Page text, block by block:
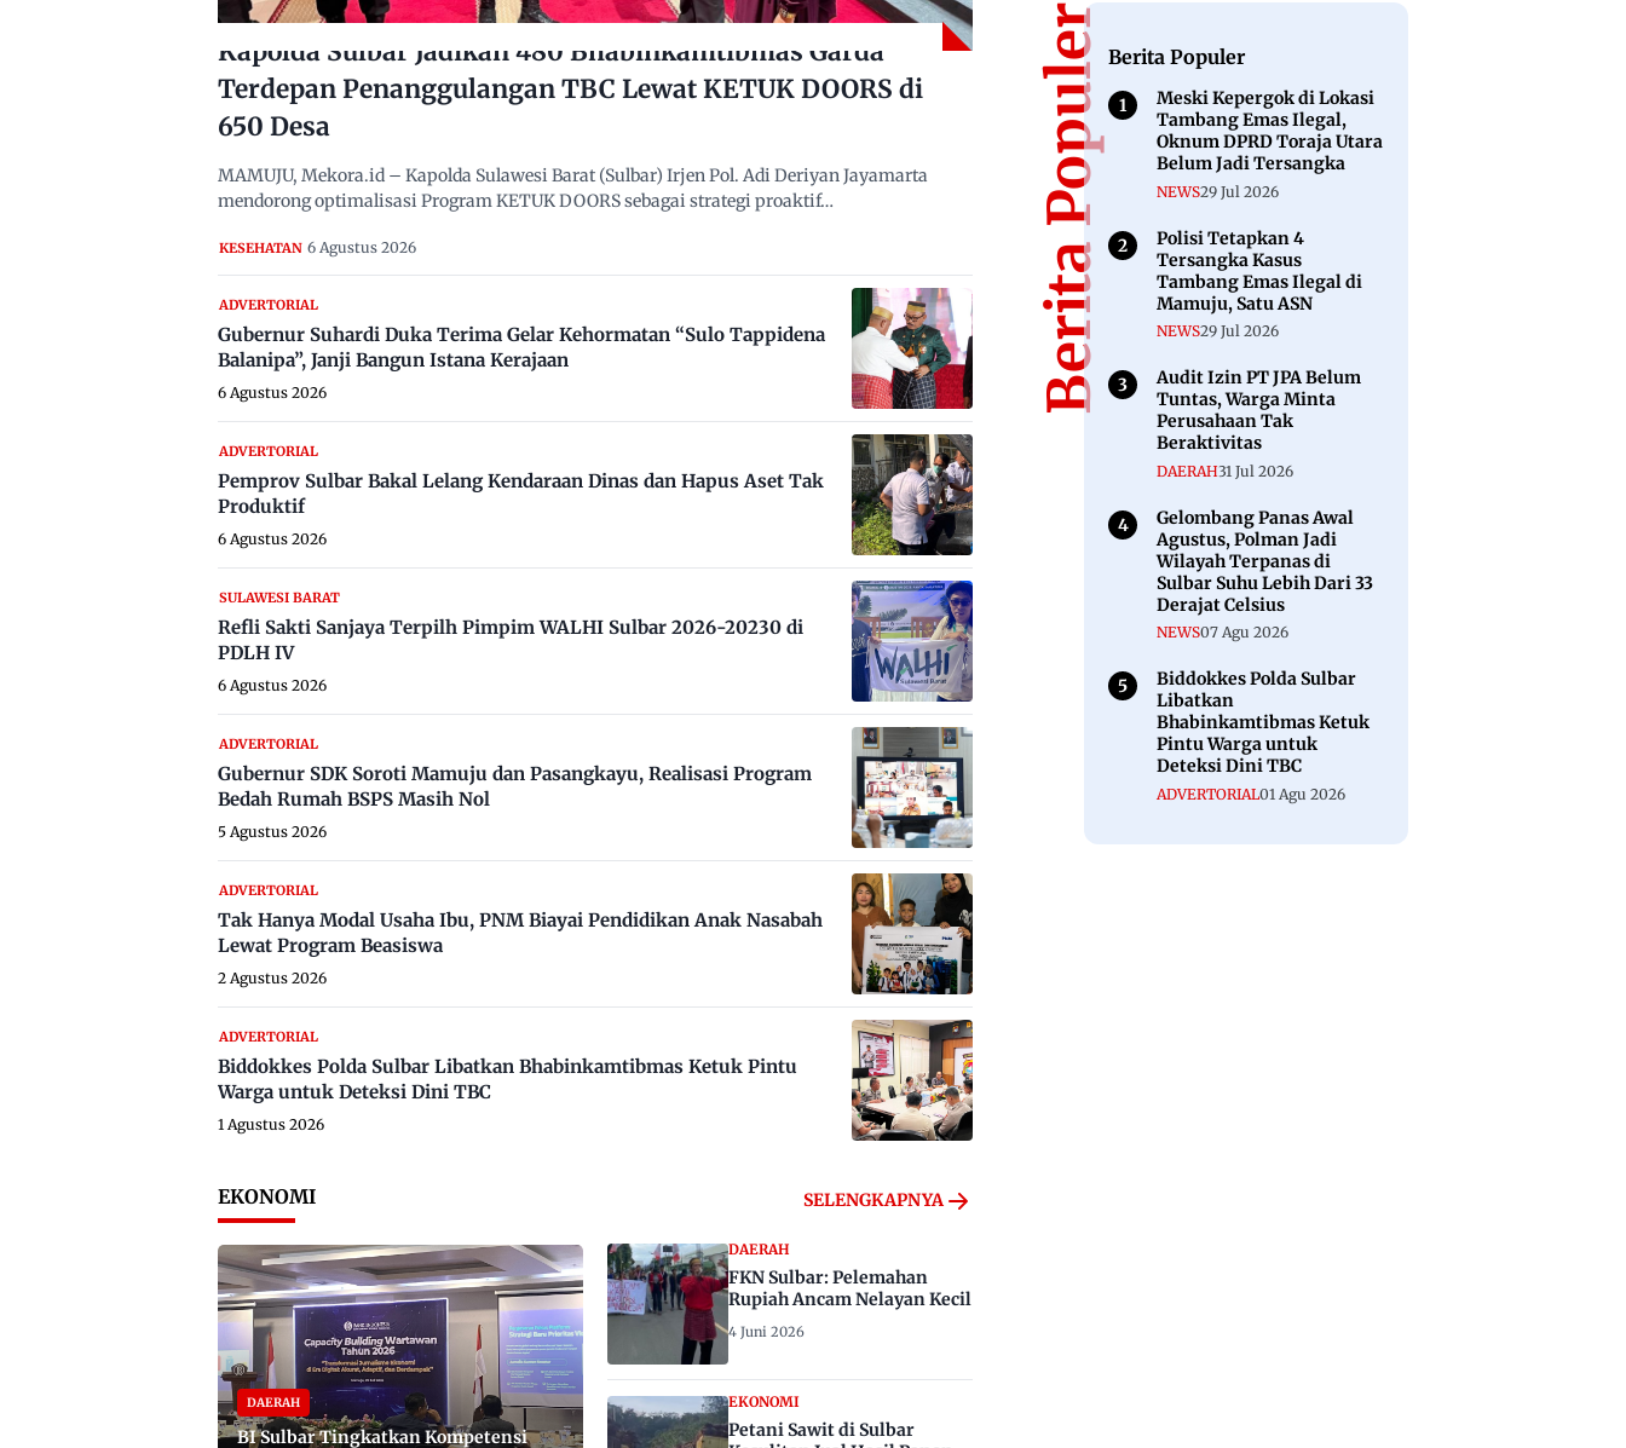
Kapolda Sulbar Jadikan 480 Bhabinkamtibmas Garda
Terdepan Penanggulangan TBC Lewat KETUK DOORS di
650 Desa
MAMUJU, Mekora.id – Kapolda Sulawesi Barat (Sulbar) Irjen Pol. Adi Deriyan Jayamarta
mendorong optimalisasi Program KETUK DOORS sebagai strategi proaktif…
KESEHATAN 6 Agustus 2026
ADVERTORIAL
Gubernur Suhardi Duka Terima Gelar Kehormatan “Sulo Tappidena
Balanipa”, Janji Bangun Istana Kerajaan
6 Agustus 2026
ADVERTORIAL
Pemprov Sulbar Bakal Lelang Kendaraan Dinas dan Hapus Aset Tak
Produktif
6 Agustus 2026
SULAWESI BARAT
Refli Sakti Sanjaya Terpilh Pimpim WALHI Sulbar 2026-20230 di
PDLH IV
6 Agustus 2026
ADVERTORIAL
Gubernur SDK Soroti Mamuju dan Pasangkayu, Realisasi Program
Bedah Rumah BSPS Masih Nol
5 Agustus 2026
ADVERTORIAL
Tak Hanya Modal Usaha Ibu, PNM Biayai Pendidikan Anak Nasabah
Lewat Program Beasiswa
2 Agustus 2026
ADVERTORIAL
Biddokkes Polda Sulbar Libatkan Bhabinkamtibmas Ketuk Pintu
Warga untuk Deteksi Dini TBC
1 Agustus 2026
EKONOMI SELENGKAPNYA
DAERAH
BI Sulbar Tingkatkan Kompetensi
DAERAH
FKN Sulbar: Pelemahan
Rupiah Ancam Nelayan Kecil
4 Juni 2026
EKONOMI
Petani Sawit di Sulbar
Berita PopulerBerita Populer
Meski Kepergok di Lokasi
Tambang Emas Ilegal,
Oknum DPRD Toraja Utara
Belum Jadi Tersangka
NEWS29 Jul 2026
Polisi Tetapkan 4
Tersangka Kasus
Tambang Emas Ilegal di
Mamuju, Satu ASN
NEWS29 Jul 2026
Audit Izin PT JPA Belum
Tuntas, Warga Minta
Perusahaan Tak
Beraktivitas
DAERAH31 Jul 2026
Gelombang Panas Awal
Agustus, Polman Jadi
Wilayah Terpanas di
Sulbar Suhu Lebih Dari 33
Derajat Celsius
NEWS07 Agu 2026
Biddokkes Polda Sulbar
Libatkan
Bhabinkamtibmas Ketuk
Pintu Warga untuk
Deteksi Dini TBC
ADVERTORIAL01 Agu 2026